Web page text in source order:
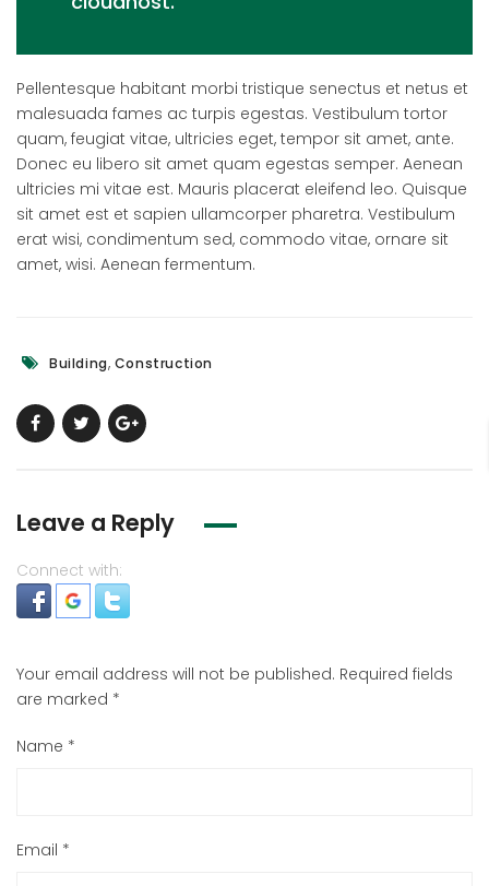
Pellentesque habitant morbi tristique senectus et netus et
malesuada fames ac turpis egestas. Vestibulum tortor
quam, feugiat vitae, ultricies eget, tempor sit amet, ante.
Donec eu libero sit amet quam egestas semper. Aenean
ultricies mi vitae est. Mauris placerat eleifend leo. Quisque
sit amet est et sapien ullamcorper pharetra. Vestibulum
erat wisi, condimentum sed, commodo vitae, ornare sit
amet, wisi. Aenean fermentum.
Building, Construction
Leave a Reply
Connect with:
Your email address will not be published. Required fields
are marked *
Name *
Email *